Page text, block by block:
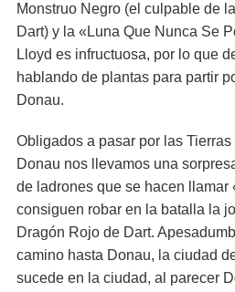
Monstruo Negro (el culpable de
Dart) y la «Luna Que Nunca Se
Lloyd es infructuosa, por lo que
hablando de plantas para partir
Donau.
Obligados a pasar por las
Donau nos llevamos una
de ladrones que se hacen llamar
consiguen robar en la batalla la
Dragón Rojo de Dart.
camino hasta Donau, la ciudad
sucede en la ciudad, al parecer